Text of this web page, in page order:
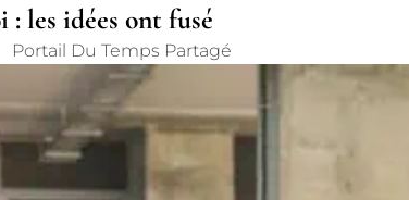
les idées ont fusé
Portail Du Temps Partagé